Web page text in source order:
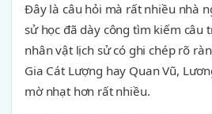
Đây là câu hỏi mà rất nhiều nhà
sử học đã dày công tìm kiếm câu
nhân vật lịch sử có ghi chép rõ
Gia Cát Lượng hay Quan Vũ,
mờ nhạt hơn rất nhiều.